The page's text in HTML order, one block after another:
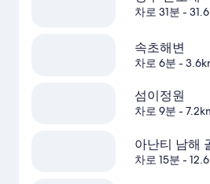
차로 31분 -
속초해변
차로 6분 -
섬이정원
차로 9분 -
아난티 남해
차로 15분 -